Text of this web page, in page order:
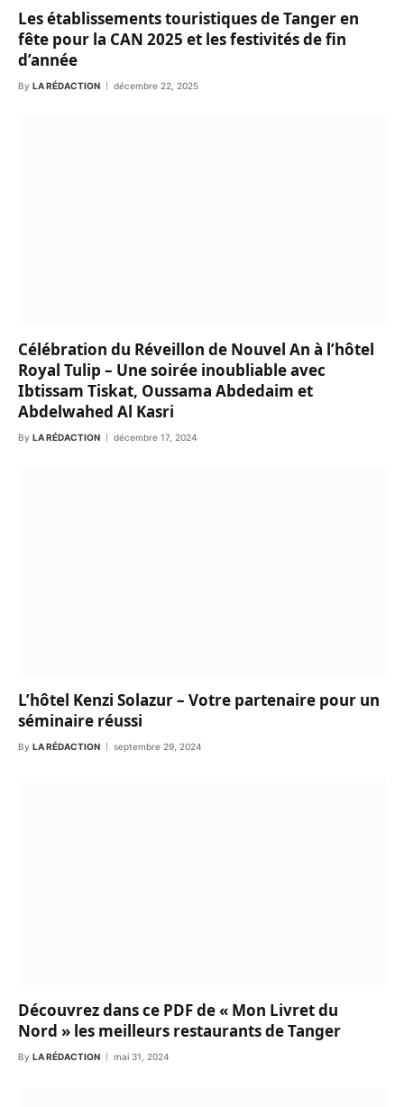
Les établissements touristiques de Tanger en
fête pour la CAN 2025 et les festivités de fin
d’année
By LA RÉDACTION décembre 22, 2025
Célébration du Réveillon de Nouvel An à l’hôtel
Royal Tulip – Une soirée inoubliable avec
Ibtissam Tiskat, Oussama Abdedaim et
Abdelwahed Al Kasri
By LA RÉDACTION décembre 17, 2024
L’hôtel Kenzi Solazur – Votre partenaire pour un
séminaire réussi
By LA RÉDACTION septembre 29, 2024
Découvrez dans ce PDF de « Mon Livret du
Nord » les meilleurs restaurants de Tanger
By LA RÉDACTION mai 31, 2024